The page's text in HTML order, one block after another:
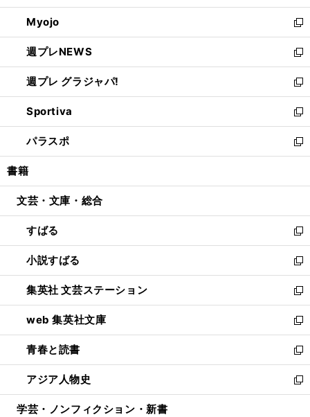
開
く
ウ
で
開
く
ン
ド
ウ
で
開
く
ウ
ィ
ン
ド
ウ
で
開
く
Myojo
新
し
い
ウ
ィ
ン
ド
ウ
で
開
週プレNEWS
新
し
い
ウ
ィ
ン
ド
ウ
開
週プレ グラジャパ!
新
し
い
ウ
ィ
ン
ウ
開
く
Sportiva
新
し
い
ウ
ン
ウ
で
開
く
パラスポ
新
し
ウ
ン
ド
ウ
で
開
く
書籍
文芸・文庫・総合
すばる
新
し
い
ウ
ィ
ン
ド
ウ
で
開
く
小説すばる
新
し
い
ウ
ィ
ン
ド
ウ
で
開
集英社 文芸ステーション
新
し
い
ウ
ィ
ン
ド
ウ
web 集英社文庫
新
し
い
ウ
ィ
ン
青春と読書
新
し
い
ウ
アジア人物史
新
し
学芸・ノンフィクション・新書